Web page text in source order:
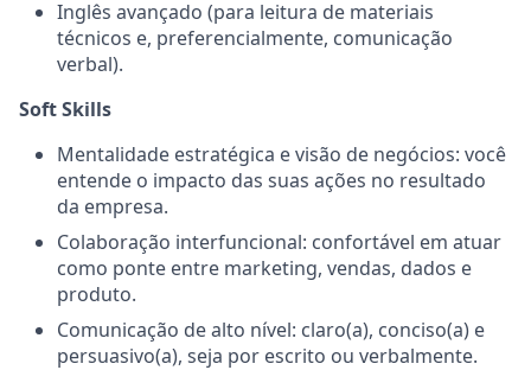
Inglês avançado (para leitura de materiais
técnicos e, preferencialmente, comunicação
verbal).
Soft Skills
Mentalidade estratégica e visão de negócios: você
entende o impacto das suas ações no resultado
da empresa.
Colaboração interfuncional: confortável em atuar
como ponte entre marketing, vendas, dados e
produto.
Comunicação de alto nível: claro(a), conciso(a) e
persuasivo(a), seja por escrito ou verbalmente.